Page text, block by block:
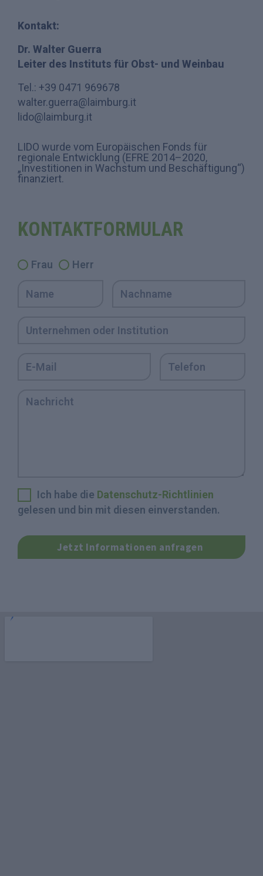
Kontakt:
Dr. Walter Guerra
Leiter des Instituts für Obst- und Weinbau
Tel.: +39 0471 969678
walter.guerra@laimburg.it
lido@laimburg.it
LIDO wurde vom Europäischen Fonds für
regionale Entwicklung (EFRE 2014–2020,
„Investitionen in Wachstum und Beschäftigung“)
finanziert.
KONTAKTFORMULAR
Frau Herr
Ich habe die Datenschutz-Richtlinien
gelesen und bin mit diesen einverstanden.
Jetzt Informationen anfragen